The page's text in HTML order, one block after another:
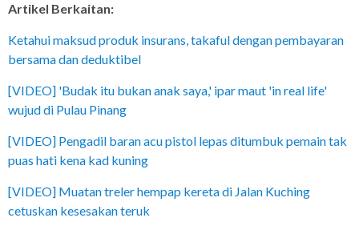
Artikel Berkaitan:
Ketahui maksud produk insurans, takaful dengan pembayaran
bersama dan deduktibel
[VIDEO] 'Budak itu bukan anak saya,' ipar maut 'in real life'
wujud di Pulau Pinang
[VIDEO] Pengadil baran acu pistol lepas ditumbuk pemain tak
puas hati kena kad kuning
[VIDEO] Muatan treler hempap kereta di Jalan Kuching
cetuskan kesesakan teruk